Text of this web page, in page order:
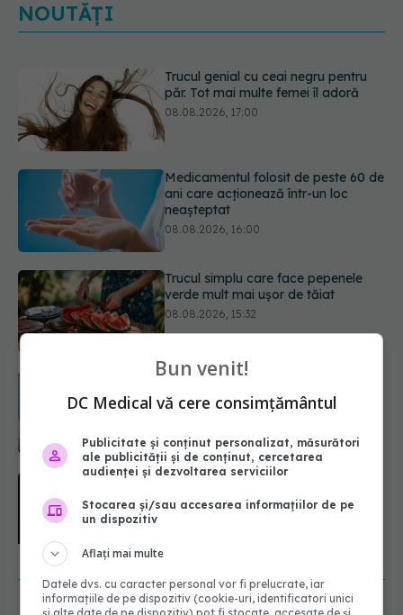
NOUTĂȚI
Medicamentul folosit de peste 60 de
ani care acționează într-un loc
neașteptat
Trucul simplu care face pepenele
verde mult mai ușor de tăiat
08.08.2026, 15:32
Diagnosticele de autism la fete au
crescut după pandemia de COVID-
19
08.08.2026, 15:00
Bacteria din intestin care a crescut
forța musculară cu 30%
Trucul genial cu ceai negru pentru
păr. Tot mai multe femei îl adoră
URMĂREȘTE-NE ȘI PE:
Bun venit!
DC Medical vă cere consimțământul
Publicitate și conținut personalizat, măsurători
ale publicității și de conținut, cercetarea
audienței și dezvoltarea serviciilor
Stocarea și/sau accesarea informațiilor de pe
un dispozitiv
Aflați mai multe
Datele dvs. cu caracter personal vor fi prelucrate, iar
informațiile de pe dispozitiv (cookie-uri, identificatori unici